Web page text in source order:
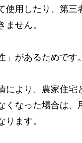
使用したり、第三
ません。
」があるためです。
により、農家住宅
くなった場合は、
ります。